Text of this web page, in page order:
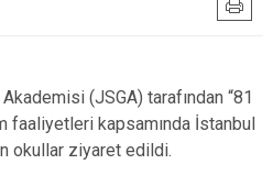
(JSGA) tarafından “81
faaliyetleri kapsamında İstanbul
okullar ziyaret edildi.